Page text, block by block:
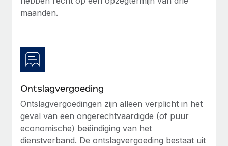
Meer informatie
beheert met Remote
Phiture, een toonaangevende leider in de wereldwijde
Meer informatie
maanden.
Ontslagvergoeding
Ontslagvergoedingen zijn alleen verplicht in het
geval van een ongerechtvaardigde (of puur
economische) beëindiging van het
dienstverband. De ontslagvergoeding bestaat uit